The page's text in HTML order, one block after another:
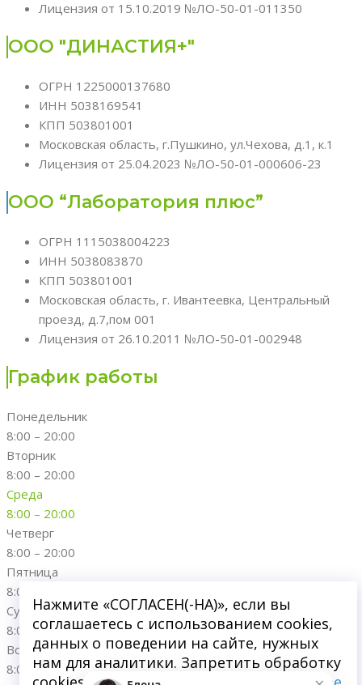
Лицензия от 15.10.2019 №ЛО-50-01-011350
ООО "ДИНАСТИЯ+"
ОГРН 1225000137680
ИНН 5038169541
КПП 503801001
Московская область, г.Пушкино, ул.Чехова, д.1, к.1
Лицензия от 25.04.2023 №ЛО-50-01-000606-23
ООО “Лаборатория плюс”
ОГРН 1115038004223
ИНН 5038083870
КПП 503801001
Московская область, г. Ивантеевка, Центральный
проезд, д.7,пом 001
Лицензия от 26.10.2011 №ЛО-50-01-002948
График работы
Понедельник
8:00 – 20:00
Вторник
8:00 – 20:00
Среда
8:00 – 20:00
Четверг
8:00 – 20:00
Пятница
8:00 – 20:00
Суббота
8:00 – 20:00
Воскресенье
8:00 – 20:00
Нажмите «СОГЛАСЕН(-НА)», если вы
соглашаетесь с использованием cookies,
данных о поведении на сайте, нужных
нам для аналитики. Запретить обработку